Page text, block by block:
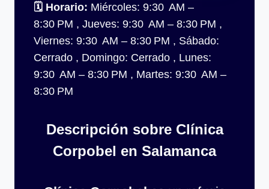
🗓 Horario: Miércoles: 9:30 AM –
8:30 PM , Jueves: 9:30 AM – 8:30 PM ,
Viernes: 9:30 AM – 8:30 PM , Sábado:
Cerrado , Domingo: Cerrado , Lunes:
9:30 AM – 8:30 PM , Martes: 9:30 AM –
8:30 PM
Descripción sobre Clínica
Corpobel en Salamanca